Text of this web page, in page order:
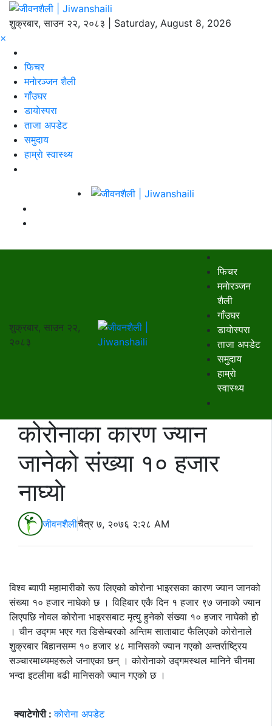
शुक्रबार, साउन २२, २०८३ | Saturday, August 8, 2026
×
फिचर
मनाेरञ्जन शैली
गाँउघर
डायाेस्परा
ताजा अपडेट
समुदाय
हाम्राे स्वास्थ्य
शुक्रबार, साउन २२,
२०८३
फिचर
मनाेरञ्जन
शैली
गाँउघर
डायाेस्परा
ताजा अपडेट
समुदाय
हाम्राे
स्वास्थ्य
कोरोनाका कारण ज्यान
जानेको संख्या १० हजार
नाघ्याे
जीवनशैलीचैत्र ७, २०७६ २:२८ AM
विश्व ब्यापी महामारीको रूप लिएको कोरोना भाइरसका कारण ज्यान जानको
संख्या १० हजार नाघेको छ । विहिबार एकै दिन १ हजार ९७ जनाको ज्यान
लिएपछि नोवल कोरोना भाइरसबाट मृत्यु हुनेको संख्या १० हजार नाघेको हो
। चीन उद्गम भएर गत डिसेम्बरको अन्तिम साताबाट फैलिएको कोरोनाले
शुक्रबार बिहानसम्म १० हजार ४८ मानिसको ज्यान गएको अन्तर्राष्ट्रिय
सञ्चारमाध्यमहरूले जनाएका छन् । कोरोनाको उद्गमस्थल मानिने चीनमा
भन्दा इटलीमा बढी मानिसको ज्यान गएको छ ।
क्याटेगोरी :कोरोना अपडेट